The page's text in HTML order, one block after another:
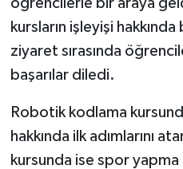
kursların işleyişi
ziyaret sırasında
başarılar diledi.
Robotik kodlama
hakkında ilk adımlarını
kursunda ise spor yapma